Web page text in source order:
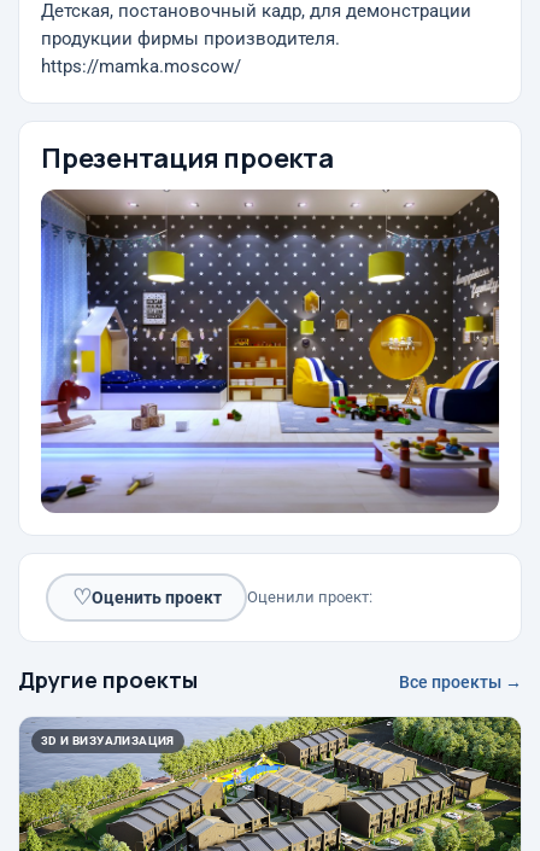
Детская, постановочный кадр, для демонстрации
продукции фирмы производителя.
https://mamka.moscow/
Презентация проекта
♡Оценить проект Оценили проект:
Другие проекты Все проекты →
3D И ВИЗУАЛИЗАЦИЯ